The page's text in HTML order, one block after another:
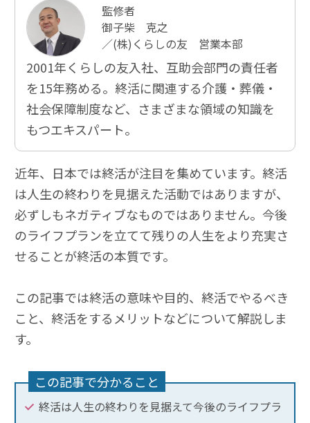
監修者
御子柴 克之
／(株)くらしの友 営業本部
2001年くらしの友入社、互助会部門の責任者
を15年務める。終活に関連する介護・葬儀・
社会保障制度など、さまざまな領域の知識を
もつエキスパート。
近年、日本では終活が注目を集めています。終活
は人生の終わりを見据えた活動ではありますが、
必ずしもネガティブなものではありません。今後
のライフプランを立てて残りの人生をより充実さ
せることが終活の本質です。
この記事では終活の意味や目的、終活でやるべき
こと、終活をするメリットなどについて解説しま
す。
この記事で分かること
終活は人生の終わりを見据えて今後のライフプラ